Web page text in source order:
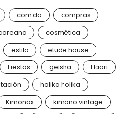
comida
compras
cosmética
estilo
etude house
Fiestas geisha
Haori
holika holika
Kimonos
kimono vintage